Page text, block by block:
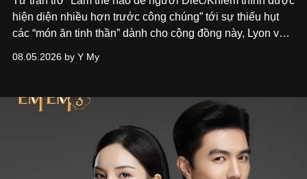
hiện diện nhiều hơn trước công chúng” tới sự thiếu hụt
các “món ăn tinh thần” dành cho cộng đồng này, Lyon và
phẩm múa đương đại thành hiện thực, mang tên Lắng
08.05.2026 by Y My